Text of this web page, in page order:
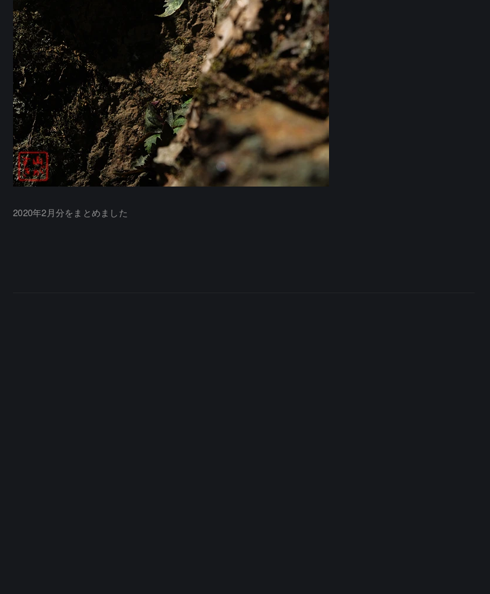
2020年2月分をまとめました